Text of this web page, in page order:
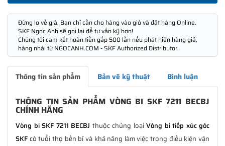
Đừng lo về giá. Bạn chỉ cần cho hàng vào giỏ và đặt hàng Online.
SKF Ngọc Anh sẽ gọi lại để tư vấn kỹ hơn!
Chúng tôi cam kết hoàn tiền gấp 500 lần nếu phát hiện hàng giả,
hàng nhái từ NGOCANH.COM - SKF Authorized Distributor.
Thông tin sản phẩm Bản vẽ kỹ thuật Bình luận
THÔNG TIN SẢN PHẨM VÒNG BI SKF 7211 BECBJ
CHÍNH HÃNG
Vòng bi SKF 7211 BECBJ thuộc chủng loạiVòng bi tiếp xúc góc
SKFcó tuổi thọ bền bỉ và khả năng làm việc trong điều kiện vận